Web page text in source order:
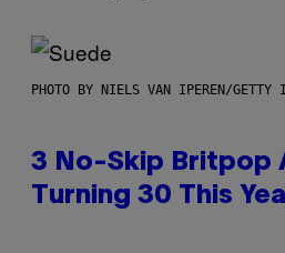
PHOTO BY NIELS VAN IPEREN/GETTY
3 No-Skip Britpop
Turning 30 This